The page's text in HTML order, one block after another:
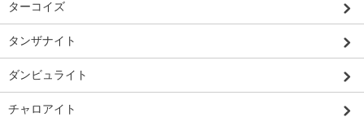
ターコイズ
タンザナイト
ダンビュライト
チャロアイト